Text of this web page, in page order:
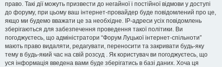
право. Такі дії можуть призвести до негайної і постійної відмови у доступі
до форуму, при цьому ваш інтернет-провайдер буде повідомлений про це,
якщо ми будемо вважати це за необхідне. IP-адреси усіх повідомлень
зберігаються для забезпечення проведення такої політики. Ви
погоджуєтесь, що адміністратори “Форум Луцької інтернет-спільноти”
мають право видаляти, редагувати, переносити та закривати будь-яку
тему в будь-який час на свій розсуд . Як користувач ви погоджуєтесь, що
уся інформація введена вами буде зберігатись в базі даних. Хоча ця